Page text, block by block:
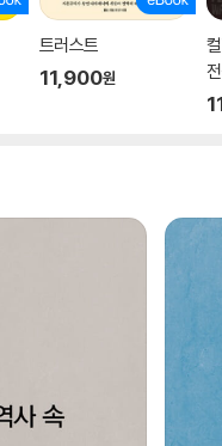
트러스트
11,900원